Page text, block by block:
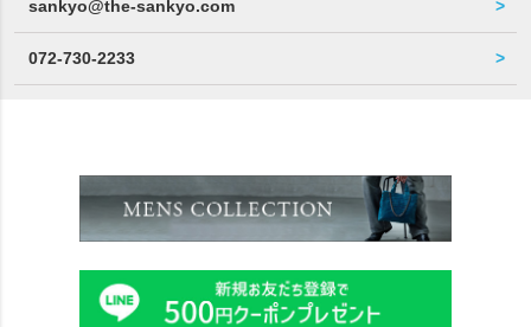
sankyo@the-sankyo.com
072-730-2233